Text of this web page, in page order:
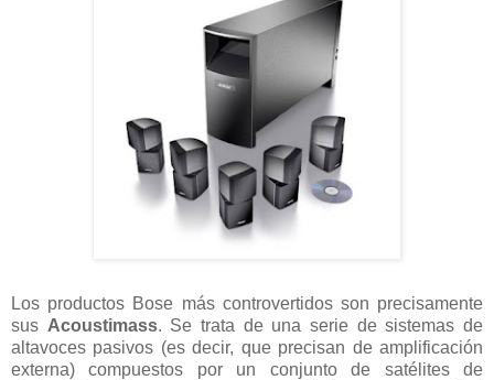
Los productos Bose más controvertidos son precisamente
sus Acoustimass. Se trata de una serie de sistemas de
altavoces pasivos (es decir, que precisan de amplificación
externa) compuestos por un conjunto de satélites de